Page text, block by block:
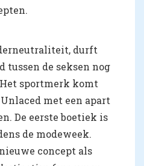
durft
tussen de seksen nog
sportmerk komt
met een apart
De eerste boetiek is
de modeweek.
concept als